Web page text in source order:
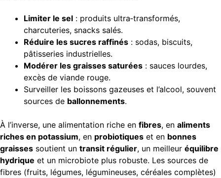
Limiter le sel : produits ultra‑transformés,
charcuteries, snacks salés.
Réduire les sucres raffinés : sodas, biscuits,
pâtisseries industrielles.
Modérer les graisses saturées : sauces lourdes,
excès de viande rouge.
Surveiller les boissons gazeuses et l’alcool, souvent
sources de ballonnements.
À l’inverse, une alimentation riche en fibres, en aliments
riches en potassium, en probiotiques et en bonnes
graisses soutient un transit régulier, un meilleur équilibre
hydrique et un microbiote plus robuste. Les sources de
fibres (fruits, légumes, légumineuses, céréales complètes)